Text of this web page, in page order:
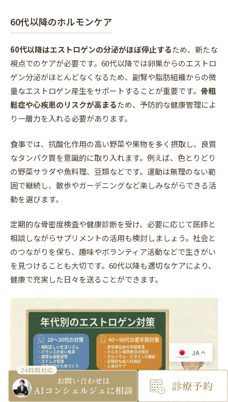
60代以降のホルモンケア
60代以降はエストロゲンの分泌がほぼ停止するため、新たな
視点でのケアが必要です。60代以降では卵巣からのエストロ
ゲン分泌がほとんどなくなるため、副腎や脂肪組織からの微
量なエストロゲン産生をサポートすることが重要です。 骨粗
鬆症や心疾患のリスクが高まるため、予防的な健康管理によ
り一層力を入れる必要があります。
食事では、抗酸化作用の高い野菜や果物を多く摂取し、良質
なタンパク質を意識的に取り入れます。例えば、色とりどり
の野菜サラダや魚料理、豆類などです。運動は無理のない範
囲で継続し、散歩やガーデニングなど楽しみながらできる活
動を選びます。
定期的な骨密度検査や健康診断を受け、必要に応じて医師と
相談しながらサプリメントの活用も検討しましょう。社会と
のつながりを保ち、趣味やボランティア活動などで生きがい
を見つけることも大切です。60代以降も適切なケアにより、
健康で充実した日々を送ることができます。
JA